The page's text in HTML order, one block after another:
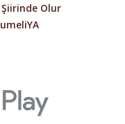
Şiirinde Olur